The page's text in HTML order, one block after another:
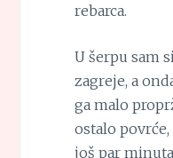
rebarca.
U šerpu sam
zagreje, a
ga malo
ostalo
još par